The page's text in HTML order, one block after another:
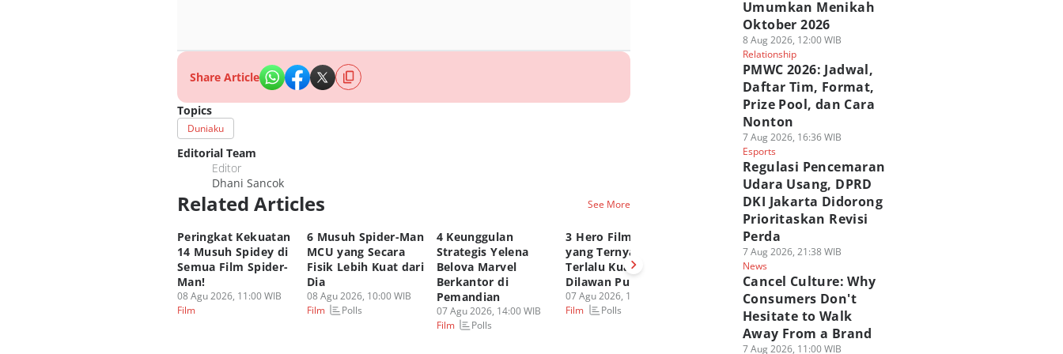
Share Article
Topics
Duniaku
Editorial Team
Editor
Dhani Sancok
Related Articles See More
Peringkat Kekuatan
14 Musuh Spidey di
Semua Film Spider-
Man!
08 Agu 2026, 11:00 WIB
Film
6 Musuh Spider-Man
MCU yang Secara
Fisik Lebih Kuat dari
Dia
08 Agu 2026, 10:00 WIB
Film
Polls
4 Keunggulan
Strategis Yelena
Belova Marvel
Berkantor di
Pemandian
07 Agu 2026, 14:00 WIB
Film
Polls
3 Hero Film Marvel
yang Ternyata
Terlalu Kuat untuk
Dilawan Punisher!
07 Agu 2026, 12:00 WIB
Film
Polls
Ulasan Film Dear
You, Kisah Surat
Cinta yang Melintasi
Generasi
07 Agu 2026, 11:00 WIB
Perkembangan
Belova hingga
Spider-Man BND
07 Agu 2026, 10:00 WIB
Film
Umumkan Menikah
Oktober 2026
8 Aug 2026, 12:00 WIB
Relationship
PMWC 2026: Jadwal,
Daftar Tim, Format,
Prize Pool, dan Cara
Nonton
7 Aug 2026, 16:36 WIB
Esports
Regulasi Pencemaran
Udara Usang, DPRD
DKI Jakarta Didorong
Prioritaskan Revisi
Perda
7 Aug 2026, 21:38 WIB
News
Cancel Culture: Why
Consumers Don't
Hesitate to Walk
Away From a Brand
7 Aug 2026, 11:00 WIB